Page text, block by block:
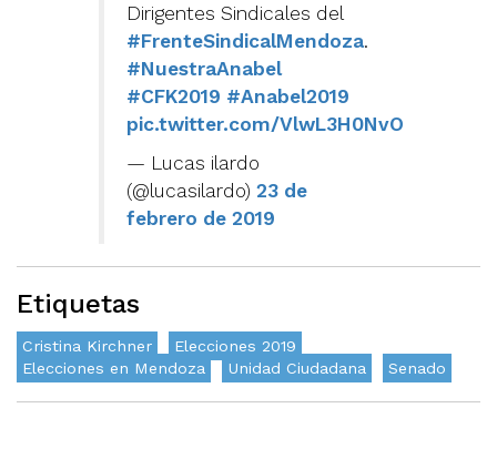
Dirigentes Sindicales del
#FrenteSindicalMendoza.
#NuestraAnabel
#CFK2019 #Anabel2019
pic.twitter.com/VlwL3H0NvO
— Lucas ilardo
(@lucasilardo) 23 de
febrero de 2019
Etiquetas
Cristina Kirchner
Elecciones 2019
Elecciones en Mendoza
Unidad Ciudadana Senado